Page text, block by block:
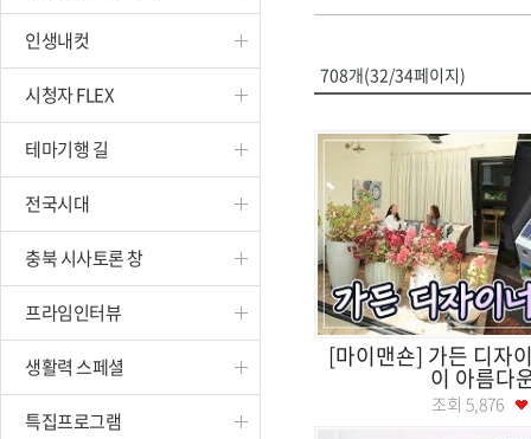
보은
옥천
시청자 FLEX
특집프로그램
종영프로그램
인생내컷
시청자 FLEX
테마기행 길
전국시대
충북 시사토론 창
프라임인터뷰
생활력 스페셜
특집프로그램
708개(32/34페이지)
[마이맨숀] 가든 디자
이 아름다
조회 5,876